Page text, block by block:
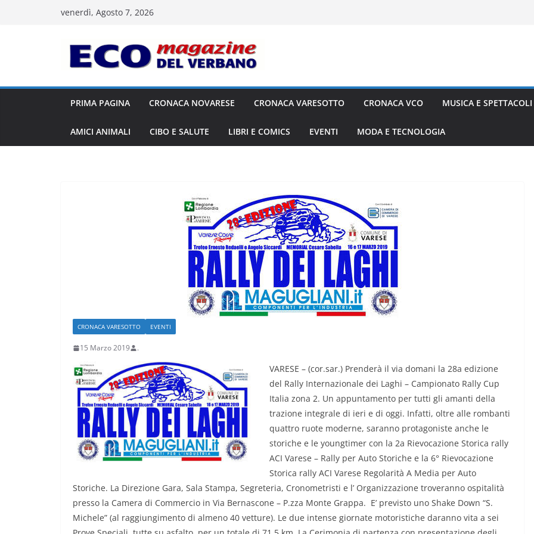
venerdì, Agosto 7, 2026
PRIMA PAGINA CRONACA NOVARESE CRONACA VARESOTTO CRONACA VCO MUSICA E SPETTACOLI
AMICI ANIMALI CIBO E SALUTE LIBRI E COMICS EVENTI MODA E TECNOLOGIA
CRONACA VARESOTTO EVENTI
15 Marzo 2019 .
VARESE – (cor.sar.) Prenderà il via domani la 28a edizione
del Rally Internazionale dei Laghi – Campionato Rally Cup
Italia zona 2. Un appuntamento per tutti gli amanti della
trazione integrale di ieri e di oggi. Infatti, oltre alle rombanti
quattro ruote moderne, saranno protagoniste anche le
storiche e le youngtimer con la 2a Rievocazione Storica rally
ACI Varese – Rally per Auto Storiche e la 6° Rievocazione
Storica rally ACI Varese Regolarità A Media per Auto
Storiche. La Direzione Gara, Sala Stampa, Segreteria, Cronometristi e l’ Organizzazione troveranno ospitalità
presso la Camera di Commercio in Via Bernascone – P.zza Monte Grappa. E’ previsto uno Shake Down “S.
Michele” (al raggiungimento di almeno 40 vetture). Le due intense giornate motoristiche daranno vita a sei
CRONACA VARESOTTO
Stalle roventi, picchi fino
a 39 gradi
Le Imprese dell’Alto
Piemonte “tengono
botta”
7 Agosto 2026 .